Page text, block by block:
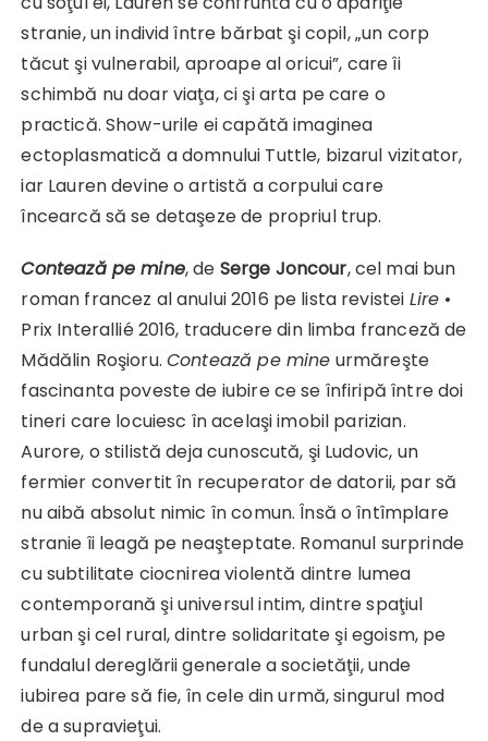
stranie, un individ între bărbat şi copil, „un corp
tăcut şi vulnerabil, aproape al oricui”, care îi
schimbă nu doar viaţa, ci şi arta pe care o
practică. Show-urile ei capătă imaginea
ectoplasmatică a domnului Tuttle, bizarul vizitator,
iar Lauren devine o artistă a corpului care
încearcă să se detaşeze de propriul trup.
Contează pe mine, de Serge Joncour, cel mai bun
roman francez al anului 2016 pe lista revistei Lire •
Prix Interallié 2016, traducere din limba franceză de
Mădălin Roşioru.Contează pe mine urmăreşte
fascinanta poveste de iubire ce se înfiripă între doi
tineri care locuiesc în acelaşi imobil parizian.
Aurore, o stilistă deja cunoscută, şi Ludovic, un
fermier convertit în recuperator de datorii, par să
nu aibă absolut nimic în comun. Însă o întîmplare
stranie îi leagă pe neaşteptate. Romanul surprinde
cu subtilitate ciocnirea violentă dintre lumea
contemporană şi universul intim, dintre spaţiul
urban şi cel rural, dintre solidaritate şi egoism, pe
fundalul dereglării generale a societăţii, unde
iubirea pare să fie, în cele din urmă, singurul mod
de a supravieţui.